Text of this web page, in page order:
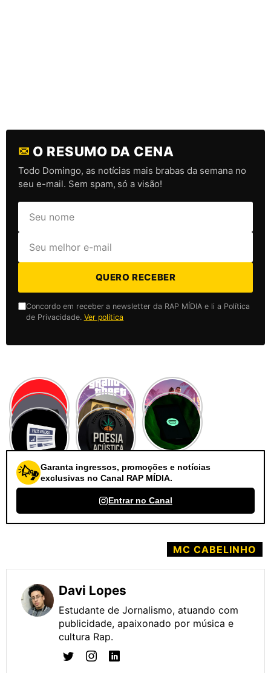
✉ O RESUMO DA CENA
Todo Domingo, as notícias mais brabas da semana no
seu e-mail. Sem spam, só a visão!
QUERO RECEBER
Concordo em receber a newsletter da RAP MÍDIA e li a Política
de Privacidade. Ver política
Garanta ingressos, promoções e notícias
exclusivas no Canal RAP MÍDIA.
Entrar no Canal
MC CABELINHO
Davi Lopes
Estudante de Jornalismo, atuando com
publicidade, apaixonado por música e
cultura Rap.